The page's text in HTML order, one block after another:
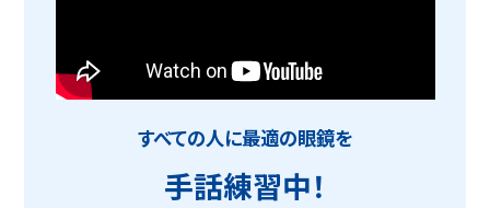
すべての人に最適の眼鏡を
手話練習中！